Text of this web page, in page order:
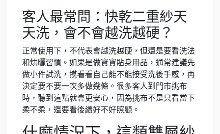
客人最常問：快乾二重紗天
天洗，會不會越洗越硬？
正常使用下，不代表會越洗越硬，但還是要看洗法
和烘曬習慣。如果是做寶寶貼身用品，通常建議先
做小件試洗，摸看看自己能不能接受洗後手感，再
決定要不要一次多做幾條。很多客人到門市挑布
時，聽到這點就會更安心，因為挑布不是只看當下
柔不柔，還要看後續好不好照顧。